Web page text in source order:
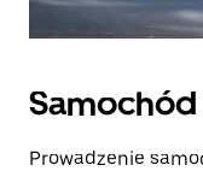
Samochód
Prowadzenie